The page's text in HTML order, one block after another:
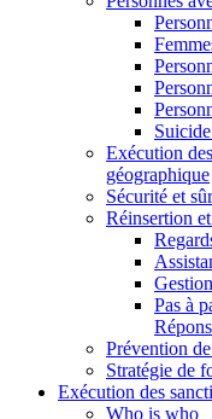
Exécution
géographique
Sécurité et
Réinsertion
Pas à
Prévention
Stratégie de
Exécution des
Who is who